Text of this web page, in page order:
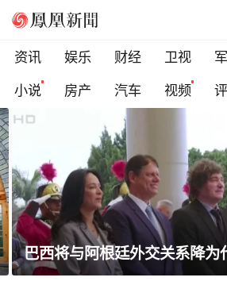
资讯 娱乐 财经 卫视
小说
房产 汽车 视频
巴西将与阿根廷外交关系降为